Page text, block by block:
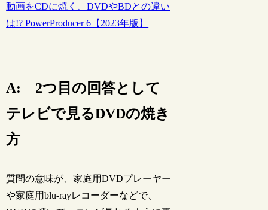
動画をCDに焼く、DVDやBDとの違い
は!? PowerProducer 6【2023年版】
A: 2つ目の回答として
テレビで見るDVDの焼き
方
質問の意味が、家庭用DVDプレーヤー
や家庭用blu-rayレコーダーなどで、